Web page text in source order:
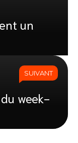
un
SUIVANT
week-